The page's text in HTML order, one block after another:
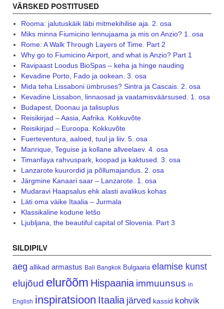
VÄRSKED POSTITUSED
Rooma: jalutuskäik läbi mitmekihilise aja. 2. osa
Miks minna Fiumicino lennujaama ja mis on Anzio? 1. osa
Rome: A Walk Through Layers of Time. Part 2
Why go to Fiumicino Airport, and what is Anzio? Part 1
Ravipaast Loodus BioSpas – keha ja hinge nauding
Kevadine Porto, Fado ja ookean. 3. osa
Mida teha Lissaboni ümbruses? Sintra ja Cascais. 2. osa
Kevadine Lissabon, linnaosad ja vaatamisväärsused. 1. osa
Budapest, Doonau ja talisuplus
Reisikirjad – Aasia, Aafrika. Kokkuvõte
Reisikirjad – Euroopa. Kokkuvõte
Fuerteventura, aaloed, tuul ja liiv. 5. osa
Manrique, Teguise ja kollane allveelaev. 4. osa
Timanfaya rahvuspark, koopad ja kaktused. 3. osa
Lanzarote kuurordid ja põllumajandus. 2. osa
Järgmine Kanaari saar – Lanzarote. 1. osa
Mudaravi Haapsalus ehk alasti avalikus kohas
Läti oma väike Itaalia – Jurmala
Klassikaline kodune letšo
Ljubljana, the beautiful capital of Slovenia. Part 3
SILDIPILV
aeg allikad armastus Bali Bangkok Bulgaaria elamise kunst
elujõud elurõõm Hispaania immuunsus in
English inspiratsioon Itaalia järved kassid kohvik